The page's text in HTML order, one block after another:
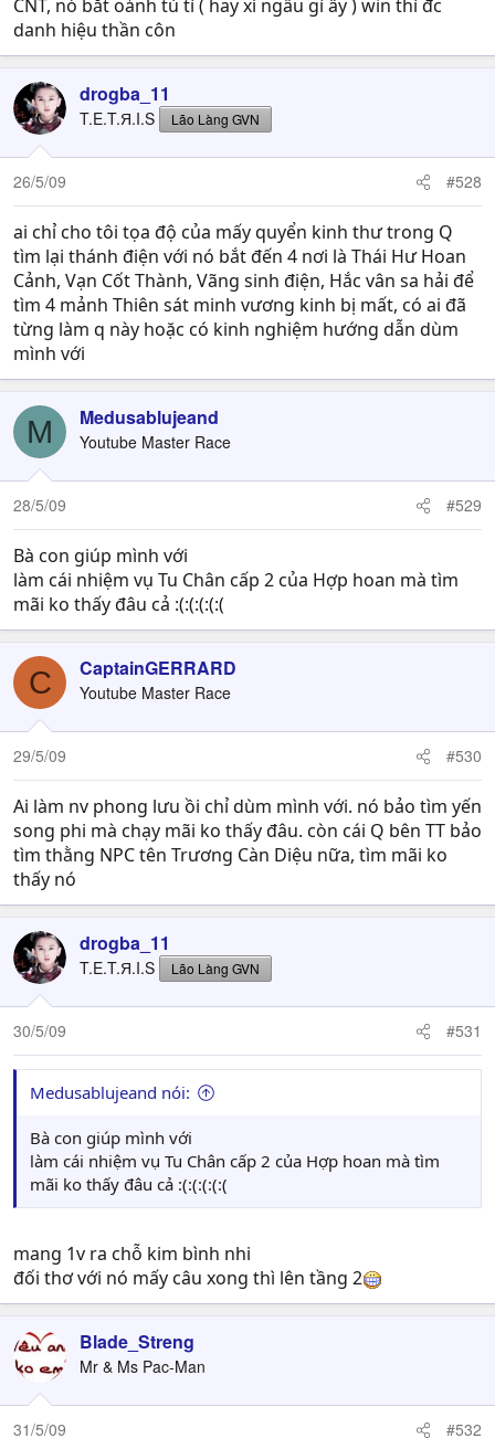
CNT, nó bắt oảnh tù tì ( hay xí ngầu gì ấy ) win thì đc
danh hiệu thần côn
drogba_11
T.E.T.Я.I.S Lão Làng GVN
26/5/09 #528
ai chỉ cho tôi tọa độ của mấy quyển kinh thư trong Q
tìm lại thánh điện với nó bắt đến 4 nơi là Thái Hư Hoan
Cảnh, Vạn Cốt Thành, Vãng sinh điện, Hắc vân sa hải để
tìm 4 mảnh Thiên sát minh vương kinh bị mất, có ai đã
từng làm q này hoặc có kinh nghiệm hướng dẫn dùm
mình với
M Medusablujeand
Youtube Master Race
28/5/09 #529
Bà con giúp mình với
làm cái nhiệm vụ Tu Chân cấp 2 của Hợp hoan mà tìm
mãi ko thấy đâu cả :(:(:(:(:(
C CaptainGERRARD
Youtube Master Race
29/5/09 #530
Ai làm nv phong lưu ồi chỉ dùm mình với. nó bảo tìm yến
song phi mà chạy mãi ko thấy đâu. còn cái Q bên TT bảo
tìm thằng NPC tên Trương Càn Diệu nữa, tìm mãi ko
thấy nó
drogba_11
T.E.T.Я.I.S Lão Làng GVN
30/5/09 #531
Medusablujeand nói:
Bà con giúp mình với
làm cái nhiệm vụ Tu Chân cấp 2 của Hợp hoan mà tìm
mãi ko thấy đâu cả :(:(:(:(:(
mang 1v ra chỗ kim bình nhi
đối thơ với nó mấy câu xong thì lên tầng 2
Blade_Streng
Mr & Ms Pac-Man
31/5/09 #532